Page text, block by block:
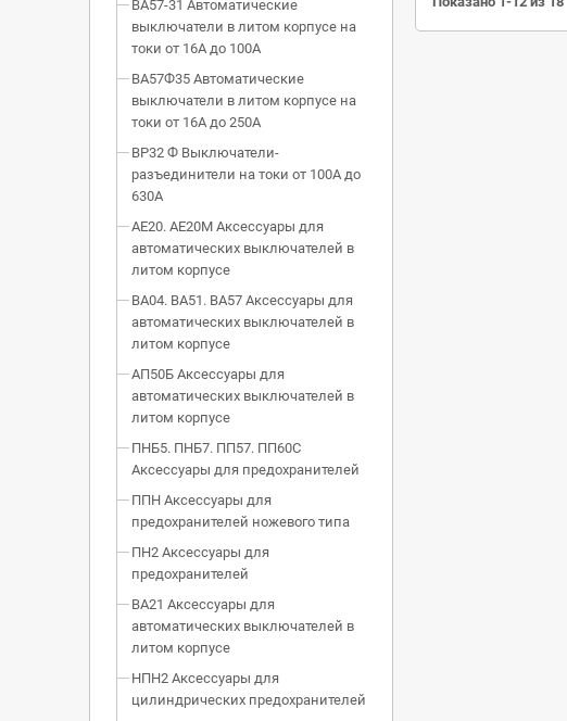
ВА57-31 Автоматические
выключатели в литом корпусе на
токи от 16А до 100А
ВА57Ф35 Автоматические
выключатели в литом корпусе на
токи от 16А до 250А
ВР32 Ф Выключатели-
разъединители на токи от 100А до
630А
АЕ20. АЕ20М Аксессуары для
автоматических выключателей в
литом корпусе
ВА04. ВА51. ВА57 Аксессуары для
автоматических выключателей в
литом корпусе
АП50Б Аксессуары для
автоматических выключателей в
литом корпусе
ПНБ5. ПНБ7. ПП57. ПП60С
Аксессуары для предохранителей
ППН Аксессуары для
предохранителей ножевого типа
ПН2 Аксессуары для
предохранителей
ВА21 Аксессуары для
автоматических выключателей в
литом корпусе
НПН2 Аксессуары для
цилиндрических предохранителей